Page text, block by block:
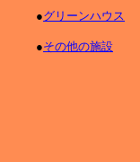
●グリーンハウス
●その他の施設